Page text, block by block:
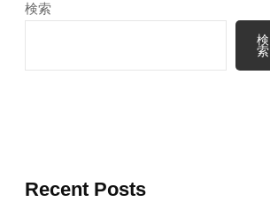
検索
検
索
Recent Posts